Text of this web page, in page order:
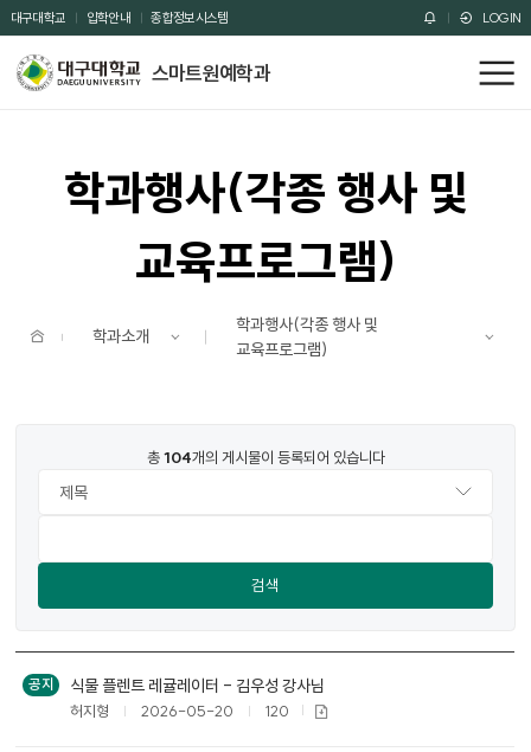
본문 바로가기
주메뉴 바로가기
대구대학교 입학안내 종합정보시스템 LOGIN
스마트원예학과
전
학과행사(각종 행사 및
교육프로그램)
학과소개
학과행사(각종 행사 및
교육프로그램)
총104개의 게시물이 등록되어 있습니다
검색
지공지 식물 플렌트 레귤레이터 - 김우성 강사님
허지형 2026-05-20 120